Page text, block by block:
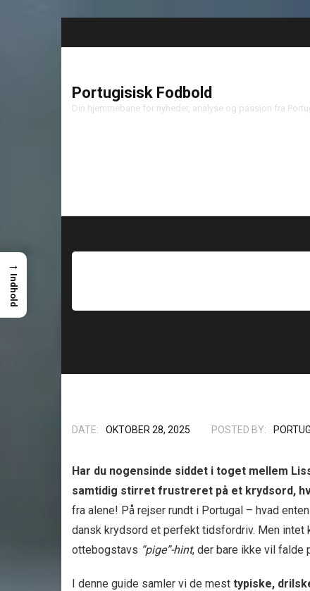
Portugisisk Fodbold
Din hjemmebane for nyheder, analyse og passion fra
DATE: OKTOBER 28, 2025 POSTED BY:
Har du nogensinde siddet i toget mellem
samtidig stirret frustreret på et krydsord,
fra alene! På rejser rundt i Portugal – hvad
dansk krydsord et perfekt tidsfordriv. Men
ottebogstavs “pige”-hint, der bare ikke vil falde
I denne guide samler vi de mest typiske,
→
Indhold